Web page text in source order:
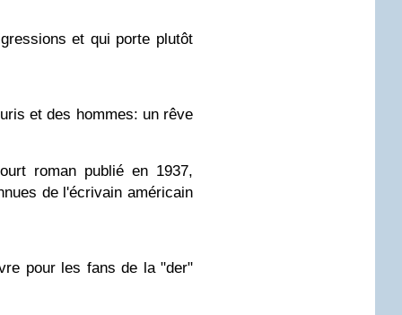
et qui porte plutôt
et des hommes: un rêve
roman publié en 1937,
de l'écrivain américain
pour les fans de la "der"